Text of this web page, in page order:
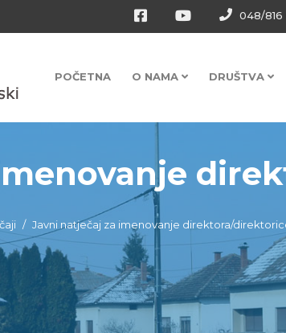
048/816
POČETNA O NAMA DRUŠTVA
Javni natječaj za imenovanje direktora/